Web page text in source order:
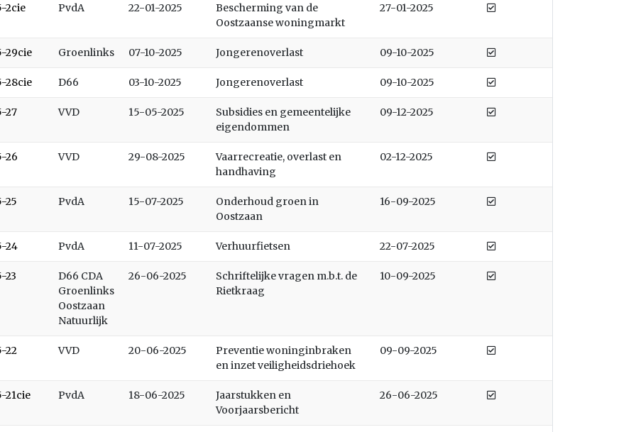
2cie PvdA 22-01-2025
Bescherming van de
Oostzaanse woningmarkt
27-01-2025 Afgedaan
29cie Groenlinks 07-10-2025 Jongerenoverlast 09-10-2025 Afgedaan
28cie D66 03-10-2025 Jongerenoverlast 09-10-2025 Afgedaan
27 VVD 15-05-2025
Subsidies en gemeentelijke
eigendommen
09-12-2025 Afgedaan
26 VVD 29-08-2025
Vaarrecreatie, overlast en
handhaving
02-12-2025 Afgedaan
25 PvdA 15-07-2025
Onderhoud groen in
Oostzaan
16-09-2025 Afgedaan
24 PvdA 11-07-2025 Verhuurfietsen 22-07-2025 Afgedaan
23
D66 CDA
Groenlinks
Oostzaan
Natuurlijk
26-06-2025
Schriftelijke vragen m.b.t. de
Rietkraag
10-09-2025 Afgedaan
22 VVD 20-06-2025
Preventie woninginbraken
en inzet veiligheidsdriehoek
09-09-2025 Afgedaan
21cie PvdA 18-06-2025
Jaarstukken en
Voorjaarsbericht
26-06-2025 Afgedaan